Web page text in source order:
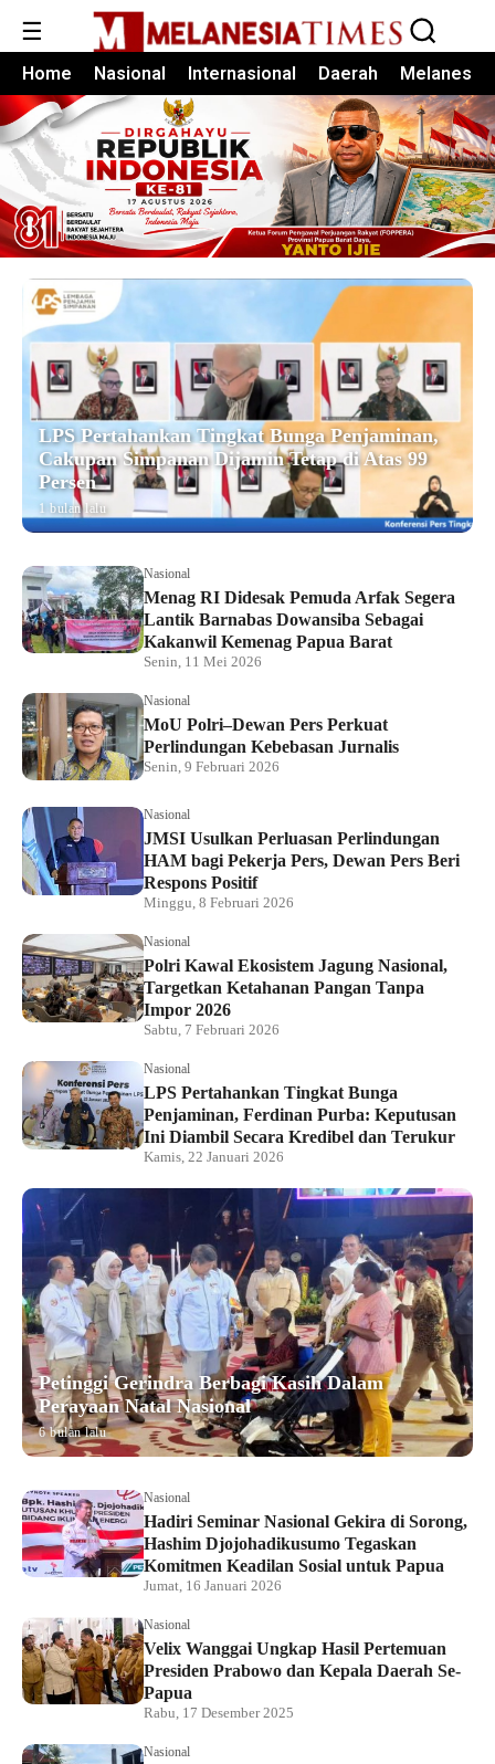
☰
Home Nasional Internasional Daerah Melanesia
LPS Pertahankan Tingkat Bunga Penjaminan,
Cakupan Simpanan Dijamin Tetap di Atas 99
Persen
1 bulan lalu
Nasional
Menag RI Didesak Pemuda Arfak Segera
Lantik Barnabas Dowansiba Sebagai
Kakanwil Kemenag Papua Barat
Senin, 11 Mei 2026
Nasional
MoU Polri–Dewan Pers Perkuat
Perlindungan Kebebasan Jurnalis
Senin, 9 Februari 2026
Nasional
JMSI Usulkan Perluasan Perlindungan
HAM bagi Pekerja Pers, Dewan Pers Beri
Respons Positif
Minggu, 8 Februari 2026
Nasional
Polri Kawal Ekosistem Jagung Nasional,
Targetkan Ketahanan Pangan Tanpa
Impor 2026
Sabtu, 7 Februari 2026
Nasional
LPS Pertahankan Tingkat Bunga
Penjaminan, Ferdinan Purba: Keputusan
Ini Diambil Secara Kredibel dan Terukur
Kamis, 22 Januari 2026
Petinggi Gerindra Berbagi Kasih Dalam
Perayaan Natal Nasional
6 bulan lalu
Nasional
Hadiri Seminar Nasional Gekira di Sorong,
Hashim Djojohadikusumo Tegaskan
Komitmen Keadilan Sosial untuk Papua
Jumat, 16 Januari 2026
Nasional
Velix Wanggai Ungkap Hasil Pertemuan
Presiden Prabowo dan Kepala Daerah Se-
Papua
Rabu, 17 Desember 2025
Nasional